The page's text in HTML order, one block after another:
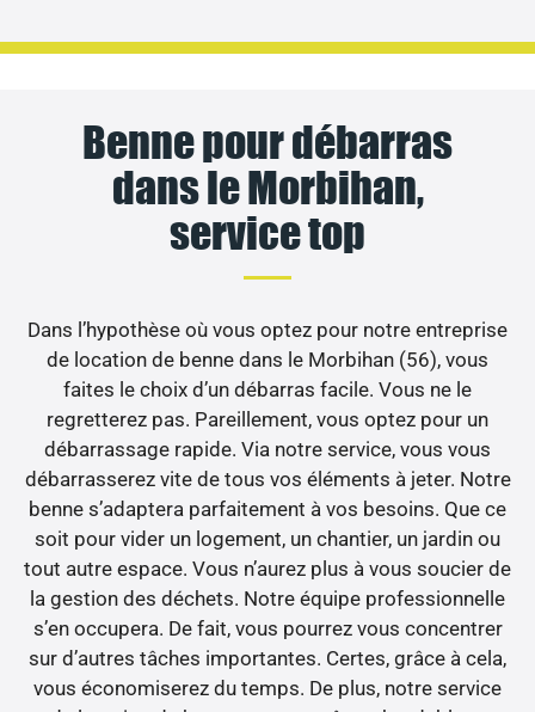
Benne pour débarras
dans le Morbihan,
service top
Dans l’hypothèse où vous optez pour notre entreprise
de location de benne dans le Morbihan (56), vous
faites le choix d’un débarras facile. Vous ne le
regretterez pas. Pareillement, vous optez pour un
débarrassage rapide. Via notre service, vous vous
débarrasserez vite de tous vos éléments à jeter. Notre
benne s’adaptera parfaitement à vos besoins. Que ce
soit pour vider un logement, un chantier, un jardin ou
tout autre espace. Vous n’aurez plus à vous soucier de
la gestion des déchets. Notre équipe professionnelle
s’en occupera. De fait, vous pourrez vous concentrer
sur d’autres tâches importantes. Certes, grâce à cela,
vous économiserez du temps. De plus, notre service